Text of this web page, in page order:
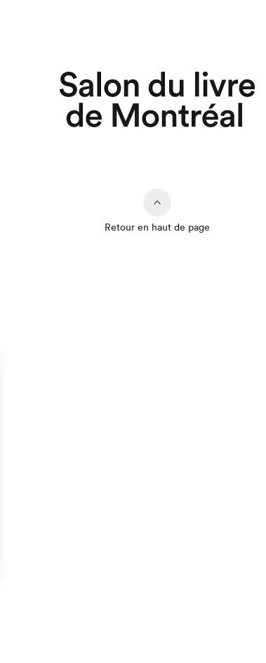
Retour en haut de page